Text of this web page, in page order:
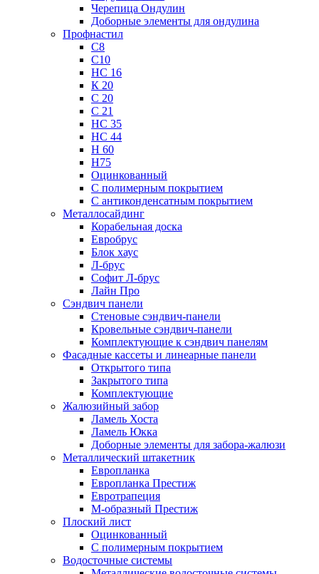
Черепица Ондулин
Доборные элементы для ондулина
Профнастил
С8
С10
НС 16
К 20
С 20
С 21
НС 35
НС 44
Н 60
Н75
Оцинкованный
С полимерным покрытием
С антиконденсатным покрытием
Металлосайдинг
Корабельная доска
Евробрус
Блок хаус
Л-брус
Софит Л-брус
Лайн Про
Сэндвич панели
Стеновые сэндвич-панели
Кровельные сэндвич-панели
Комплектующие к сэндвич панелям
Фасадные кассеты и линеарные панели
Открытого типа
Закрытого типа
Комплектующие
Жалюзийный забор
Ламель Хоста
Ламель Юкка
Доборные элементы для забора-жалюзи
Металлический штакетник
Европланка
Европланка Престиж
Евротрапеция
М-образный Престиж
Плоский лист
Оцинкованный
С полимерным покрытием
Водосточные системы